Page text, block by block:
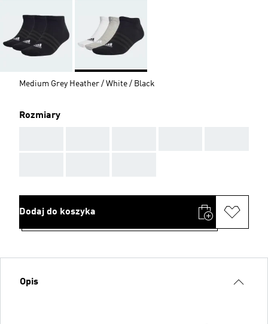
Medium Grey Heather / White / Black
Rozmiary
Dodaj do koszyka
Opis